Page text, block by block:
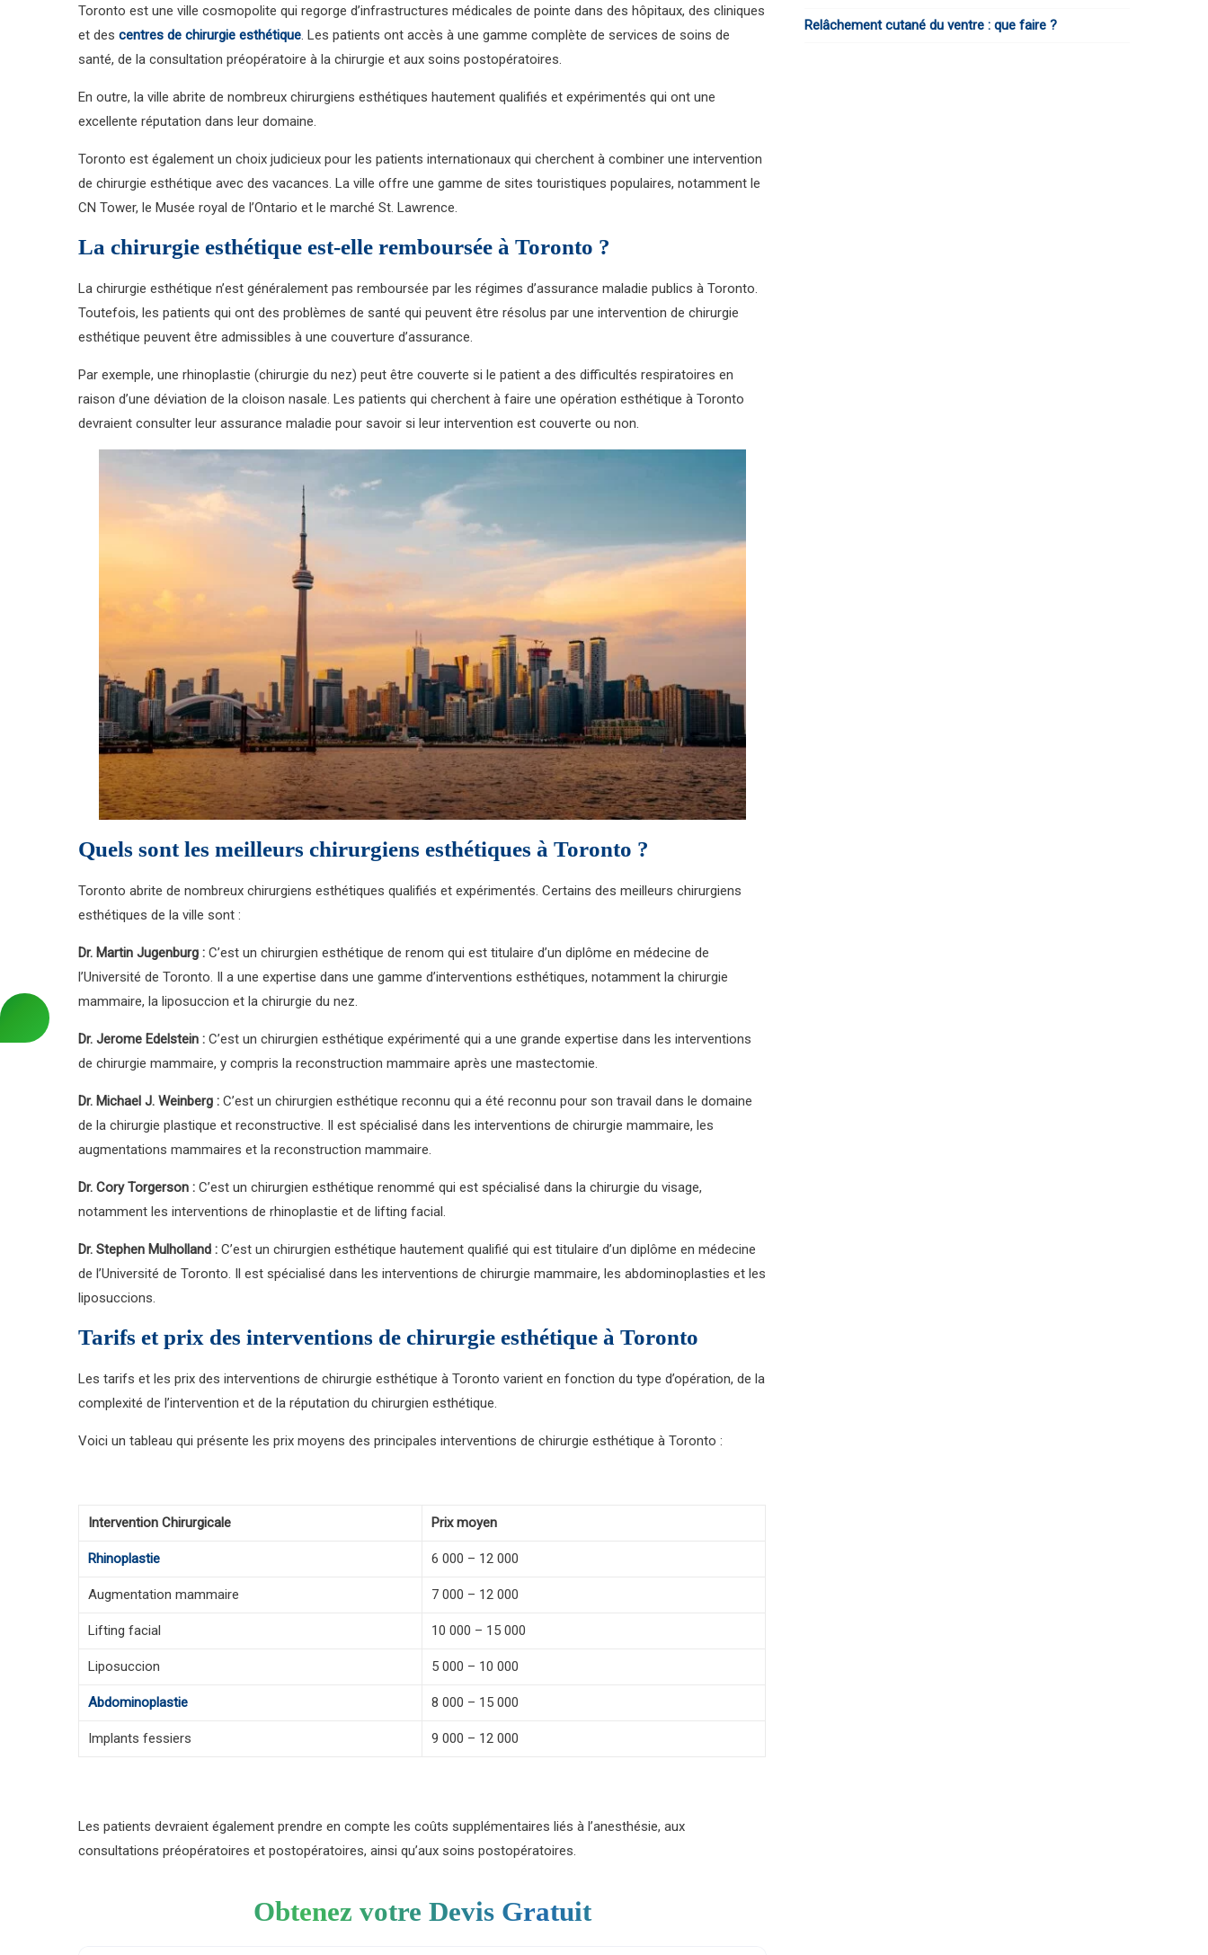
Toronto est une ville cosmopolite qui regorge d’infrastructures médicales de pointe dans des hôpitaux, des cliniques
et des centres de chirurgie esthétique. Les patients ont accès à une gamme complète de services de soins de
santé, de la consultation préopératoire à la chirurgie et aux soins postopératoires.
En outre, la ville abrite de nombreux chirurgiens esthétiques hautement qualifiés et expérimentés qui ont une
excellente réputation dans leur domaine.
Toronto est également un choix judicieux pour les patients internationaux qui cherchent à combiner une intervention
de chirurgie esthétique avec des vacances. La ville offre une gamme de sites touristiques populaires, notamment le
CN Tower, le Musée royal de l’Ontario et le marché St. Lawrence.
La chirurgie esthétique est-elle remboursée à Toronto ?
La chirurgie esthétique n’est généralement pas remboursée par les régimes d’assurance maladie publics à Toronto.
Toutefois, les patients qui ont des problèmes de santé qui peuvent être résolus par une intervention de chirurgie
esthétique peuvent être admissibles à une couverture d’assurance.
Par exemple, une rhinoplastie (chirurgie du nez) peut être couverte si le patient a des difficultés respiratoires en
raison d’une déviation de la cloison nasale. Les patients qui cherchent à faire une opération esthétique à Toronto
devraient consulter leur assurance maladie pour savoir si leur intervention est couverte ou non.
Quels sont les meilleurs chirurgiens esthétiques à Toronto ?
Toronto abrite de nombreux chirurgiens esthétiques qualifiés et expérimentés. Certains des meilleurs chirurgiens
esthétiques de la ville sont :
Dr. Martin Jugenburg : C’est un chirurgien esthétique de renom qui est titulaire d’un diplôme en médecine de
l’Université de Toronto. Il a une expertise dans une gamme d’interventions esthétiques, notamment la chirurgie
mammaire, la liposuccion et la chirurgie du nez.
Dr. Jerome Edelstein : C’est un chirurgien esthétique expérimenté qui a une grande expertise dans les interventions
de chirurgie mammaire, y compris la reconstruction mammaire après une mastectomie.
Dr. Michael J. Weinberg : C’est un chirurgien esthétique reconnu qui a été reconnu pour son travail dans le domaine
de la chirurgie plastique et reconstructive. Il est spécialisé dans les interventions de chirurgie mammaire, les
augmentations mammaires et la reconstruction mammaire.
Dr. Cory Torgerson : C’est un chirurgien esthétique renommé qui est spécialisé dans la chirurgie du visage,
notamment les interventions de rhinoplastie et de lifting facial.
Dr. Stephen Mulholland : C’est un chirurgien esthétique hautement qualifié qui est titulaire d’un diplôme en médecine
de l’Université de Toronto. Il est spécialisé dans les interventions de chirurgie mammaire, les abdominoplasties et les
liposuccions.
Tarifs et prix des interventions de chirurgie esthétique à Toronto
Les tarifs et les prix des interventions de chirurgie esthétique à Toronto varient en fonction du type d’opération, de la
complexité de l’intervention et de la réputation du chirurgien esthétique.
Voici un tableau qui présente les prix moyens des principales interventions de chirurgie esthétique à Toronto :
Intervention Chirurgicale Prix moyen
Rhinoplastie 6 000 – 12 000
Augmentation mammaire 7 000 – 12 000
Lifting facial 10 000 – 15 000
Liposuccion 5 000 – 10 000
Abdominoplastie 8 000 – 15 000
Implants fessiers 9 000 – 12 000
Les patients devraient également prendre en compte les coûts supplémentaires liés à l’anesthésie, aux
consultations préopératoires et postopératoires, ainsi qu’aux soins postopératoires.
Obtenez votre Devis Gratuit
Relâchement cutané du ventre : que faire ?